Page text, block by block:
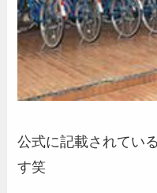
公式に記載されてい
す笑